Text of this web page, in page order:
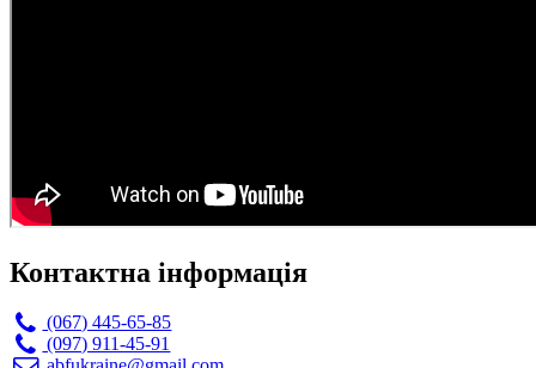
Контактна інформація
(067) 445-65-85
(097) 911-45-91